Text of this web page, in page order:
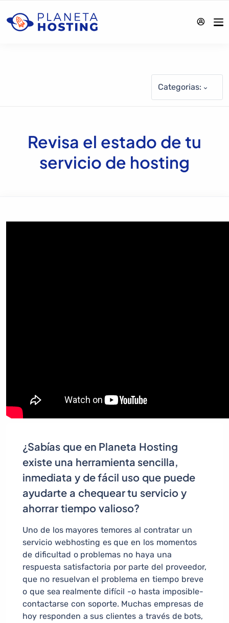
Categorias:
Revisa el estado de tu
servicio de hosting
¿Sabías que en Planeta Hosting
existe una herramienta sencilla,
inmediata y de fácil uso que puede
ayudarte a chequear tu servicio y
ahorrar tiempo valioso?
Uno de los mayores temores al contratar un
servicio webhosting es que en los momentos
de dificultad o problemas no haya una
respuesta satisfactoria por parte del proveedor,
que no resuelvan el problema en tiempo breve
o que sea realmente difícil -o hasta imposible-
contactarse con soporte. Muchas empresas de
hoy responden a sus clientes a través de bots,